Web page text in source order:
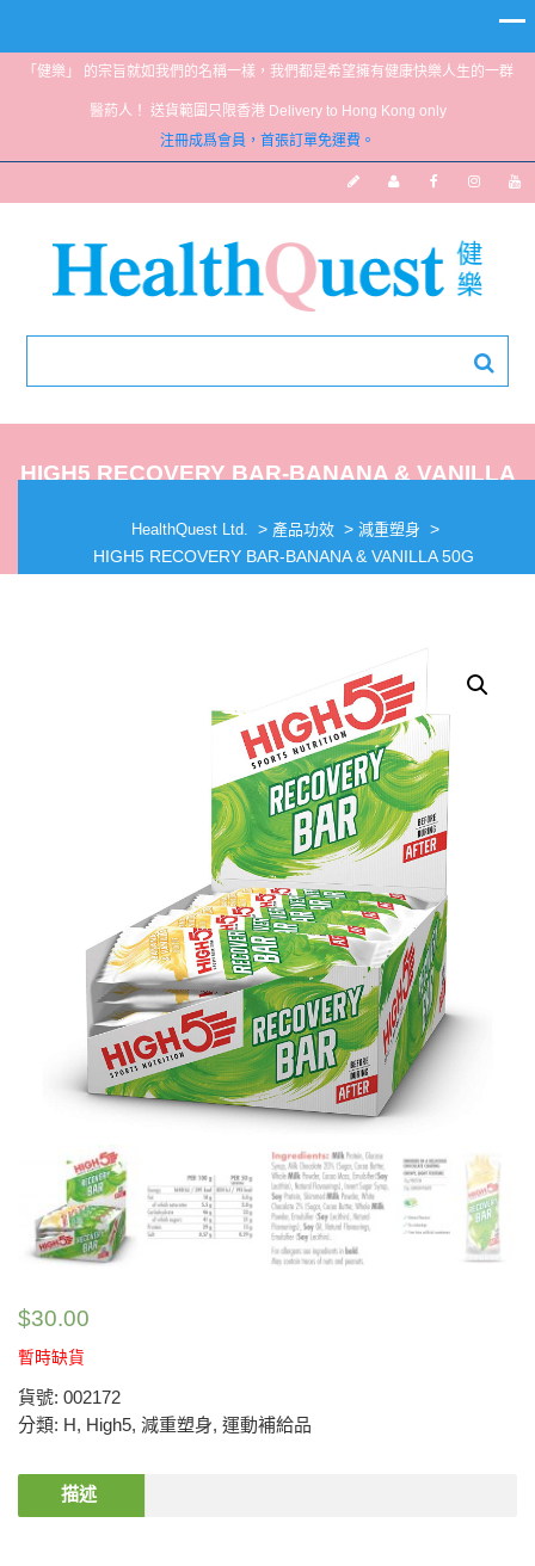
「健樂」 的宗旨就如我們的名稱一樣，我們都是希望擁有健康快樂人生的一群
醫葯人！ 送貨範圍只限香港 Delivery to Hong Kong only
注冊成爲會員，首張訂單免運費。
HIGH5 RECOVERY BAR-BANANA & VANILLA
HealthQuest Ltd. > 產品功效 > 減重塑身 >
HIGH5 RECOVERY BAR-BANANA & VANILLA 50G
$30.00
暫時缺貨
貨號: 002172
分類: H, High5, 減重塑身, 運動補給品
描述